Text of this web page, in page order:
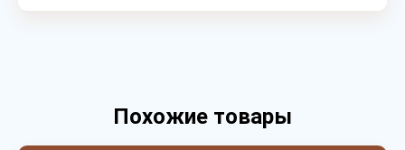
Похожие товары